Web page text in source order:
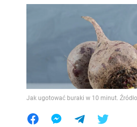
Jak ugotować buraki w 10 minut.